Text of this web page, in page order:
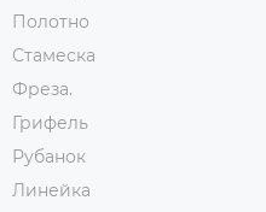
Полотно
Стамеска
Фреза.
Грифель
Рубанок
Линейка